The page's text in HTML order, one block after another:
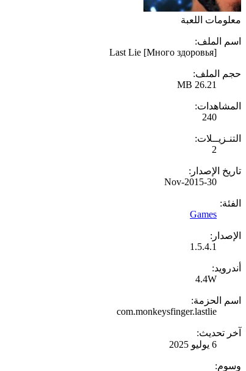
معلومات اللعبة
اسم الملف:
Last Lie [Много здоровья]
حجم الملف:
26.21 MB
المشاهدات:
240
التنـزيــلات:
2
تاريخ الإصدار:
30-Nov-2015
الفئة:
Games
الإصدار:
1.5.4.1
أندرويد:
4.4W
اسم الحزمة:
com.monkeysfinger.lastlie
آخر تحديث:
6 يوليو 2025
وسوم: